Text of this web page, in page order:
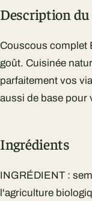
Description
Couscous complet
goût. Cuisinée
parfaitement vos
aussi de base pour
Ingrédients
INGRÉDIENT :
l'agriculture